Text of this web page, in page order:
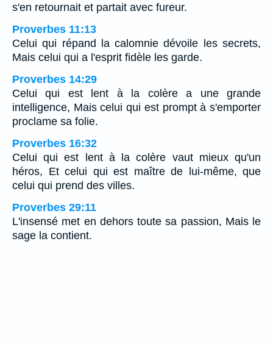
s'en retournait et partait avec fureur.
Proverbes 11:13
Celui qui répand la calomnie dévoile les secrets,
Mais celui qui a l'esprit fidèle les garde.
Proverbes 14:29
Celui qui est lent à la colère a une grande
intelligence, Mais celui qui est prompt à s'emporter
proclame sa folie.
Proverbes 16:32
Celui qui est lent à la colère vaut mieux qu'un
héros, Et celui qui est maître de lui-même, que
celui qui prend des villes.
Proverbes 29:11
L'insensé met en dehors toute sa passion, Mais le
sage la contient.